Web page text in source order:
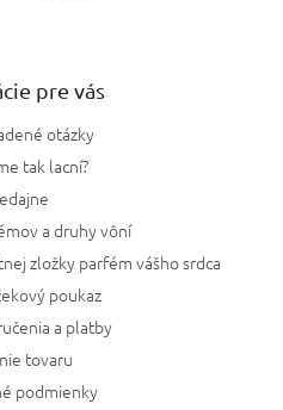
pre vás
otázky
tak lacní?
a druhy vôní
zložky parfém vášho srdca
poukaz
a platby
tovaru
podmienky